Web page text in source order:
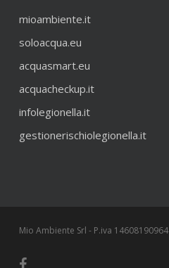
mioambiente.it
soloacqua.eu
acquasmart.eu
acquacheckup.it
infolegionella.it
gestionerischiolegionella.it
Mio Ambiente Srl - P.iva 14608190964
facebook